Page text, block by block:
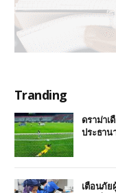
Tranding
ดราม่าเ
ประธาน
เตือนภัย